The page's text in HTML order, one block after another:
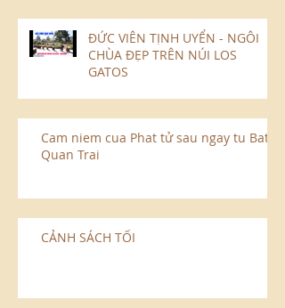
ĐỨC VIÊN TỊNH UYỂN - NGÔI
CHÙA ĐẸP TRÊN NÚI LOS
GATOS
Cam niem cua Phat tử sau ngay tu Bat
Quan Trai
CẢNH SÁCH TỐI